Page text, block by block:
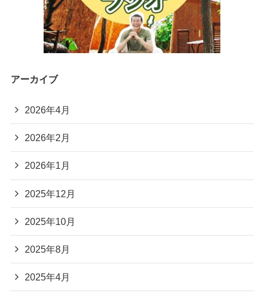
アーカイブ
2026年4月
2026年2月
2026年1月
2025年12月
2025年10月
2025年8月
2025年4月